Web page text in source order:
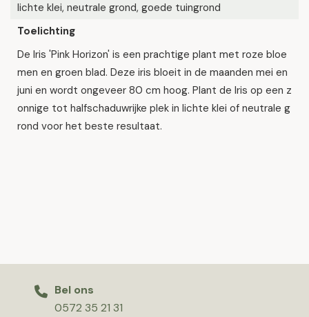
lichte klei, neutrale grond, goede tuingrond
Toelichting
De Iris 'Pink Horizon' is een prachtige plant met roze bloe
men en groen blad. Deze iris bloeit in de maanden mei en
juni en wordt ongeveer 80 cm hoog. Plant de Iris op een z
onnige tot halfschaduwrijke plek in lichte klei of neutrale g
rond voor het beste resultaat.
Bel ons
0572 35 21 31